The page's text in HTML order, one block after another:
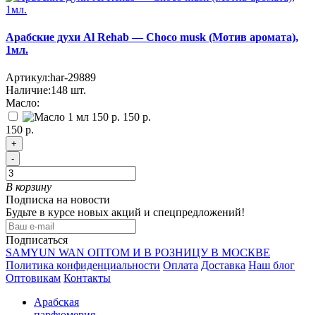
Арабские духи Al Rehab — Choco musk (Мотив аромата),
1мл.
Артикул:har-29889
Наличие:148 шт.
Масло:
150 р.
150 р.
+
-
В корзину
Подписка на новости
Будьте в курсе новых акций и спецпредложений!
Подписаться
SAMYUN WAN ОПТОМ И В РОЗНИЦУ В МОСКВЕ
Политика конфиденциальности Оплата Доставка Наш блог
Оптовикам Контакты
Арабская